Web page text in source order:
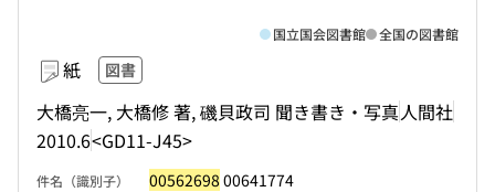
紙 図書
大橋亮一, 大橋修 著, 磯貝政司 聞き書き・写真人間社
2010.6<GD11-J45>
国立国会図書館 全国の図書館
件名（識別子） 00562698 00641774